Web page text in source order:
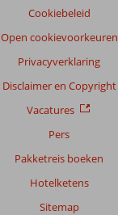
Cookiebeleid
Open cookievoorkeuren
Privacyverklaring
Disclaimer en Copyright
Vacatures
Pers
Pakketreis boeken
Hotelketens
Sitemap